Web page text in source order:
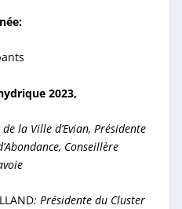
2023,
la Ville d’Evian, Présidente
Conseillère
: Présidente du Cluster